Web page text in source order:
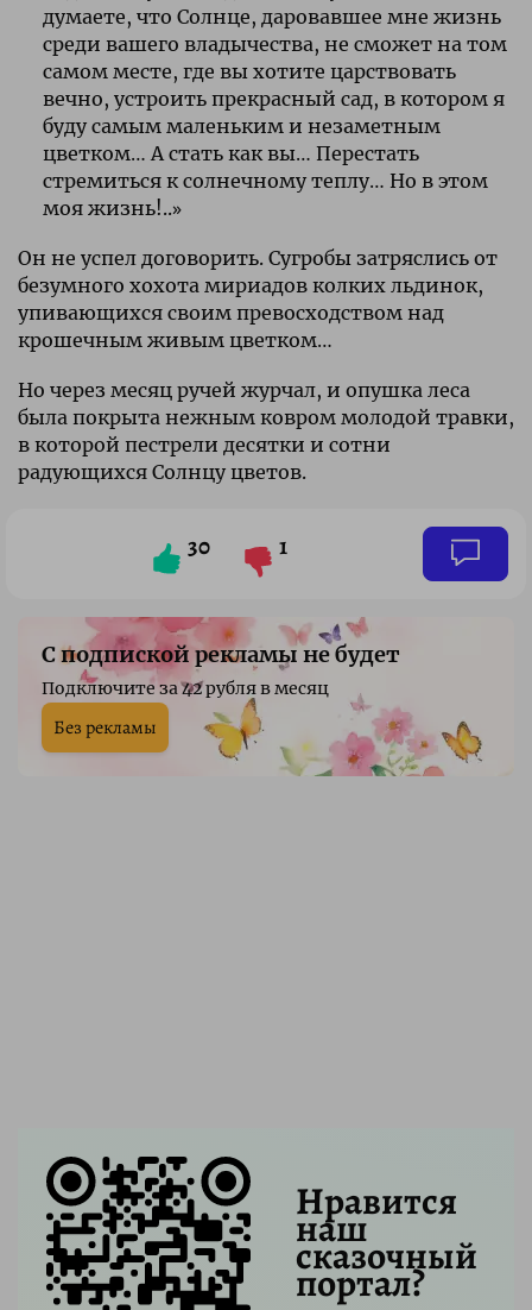
думаете, что Солнце, даровавшее мне жизнь
среди вашего владычества, не сможет на том
самом месте, где вы хотите царствовать
вечно, устроить прекрасный сад, в котором я
буду самым маленьким и незаметным
цветком… А стать как вы… Перестать
стремиться к солнечному теплу… Но в этом
моя жизнь!..»
Он не успел договорить. Сугробы затряслись от
безумного хохота мириадов колких льдинок,
упивающихся своим превосходством над
крошечным живым цветком…
Но через месяц ручей журчал, и опушка леса
была покрыта нежным ковром молодой травки,
в которой пестрели десятки и сотни
радующихся Солнцу цветов.
30 1
С подпиской рекламы не будет
Подключите за 42 рубля в месяц
Без рекламы
Нравится
наш
сказочный
портал?